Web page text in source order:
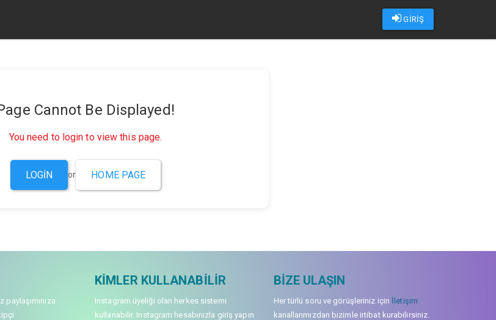
GİRİŞ
Cannot Be Displayed!
You need to login to view this page.
LOGIN or HOME PAGE
KIMLER KULLANABILIR
Instagram üyeliği olan herkes sistemi
kullanabilir. Instagram hesabınızla giriş yapın
BIZE ULAŞIN
Her türlü soru ve görüşleriniz için İletişim
kanallarımızdan bizimle irtibat kurabilirsiniz.